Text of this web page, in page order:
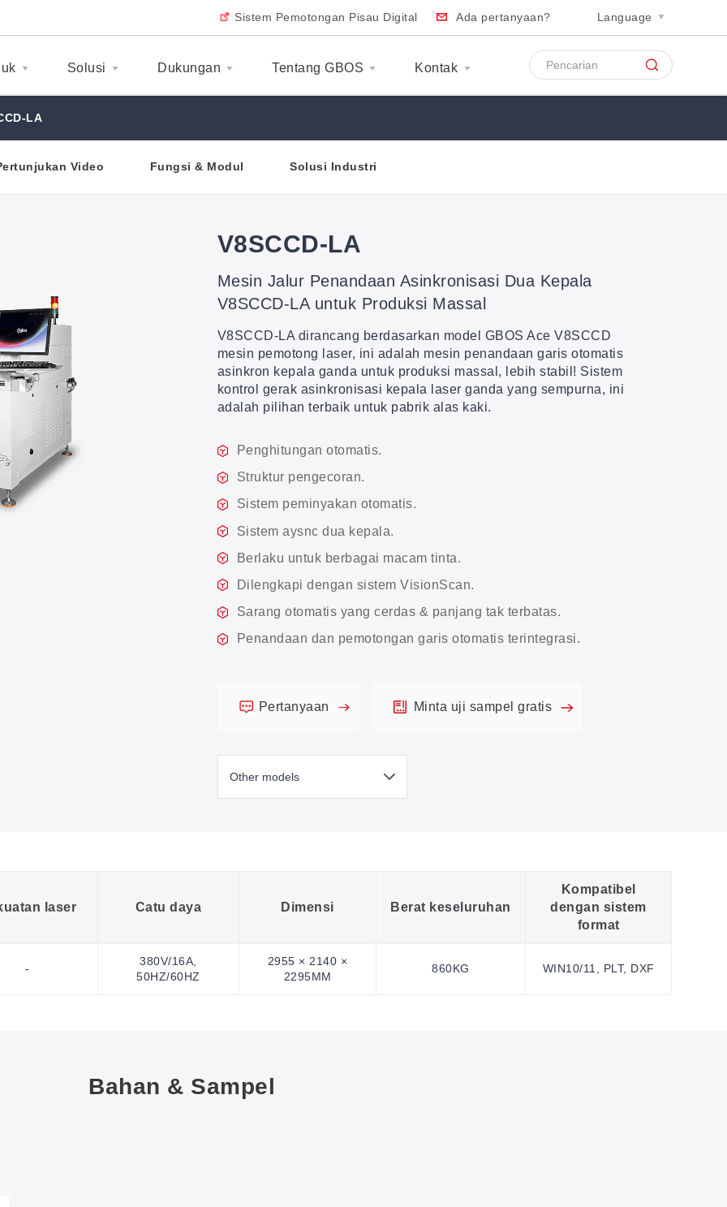
Sistem Pemotongan Pisau Digital Ada pertanyaan? Language
Solusi Dukungan Tentang GBOS Kontak
LA
Video Fungsi & Modul Solusi Industri
V8SCCD-LA
Mesin Jalur Penandaan Asinkronisasi Dua Kepala
V8SCCD-LA untuk Produksi Massal
V8SCCD-LA dirancang berdasarkan model GBOS Ace V8SCCD
mesin pemotong laser, ini adalah mesin penandaan garis otomatis
asinkron kepala ganda untuk produksi massal, lebih stabil! Sistem
kontrol gerak asinkronisasi kepala laser ganda yang sempurna, ini
adalah pilihan terbaik untuk pabrik alas kaki.
Penghitungan otomatis.
Struktur pengecoran.
Sistem peminyakan otomatis.
Sistem aysnc dua kepala.
Berlaku untuk berbagai macam tinta.
Dilengkapi dengan sistem VisionScan.
Sarang otomatis yang cerdas & panjang tak terbatas.
Penandaan dan pemotongan garis otomatis terintegrasi.
Pertanyaan Minta uji sampel gratis
laser Catu daya Dimensi Berat keseluruhan
Kompatibel
dengan sistem
format
-
380V/16A,
50HZ/60HZ
2955 × 2140 ×
2295MM
860KG WIN10/11, PLT, DXF
Bahan & Sampel